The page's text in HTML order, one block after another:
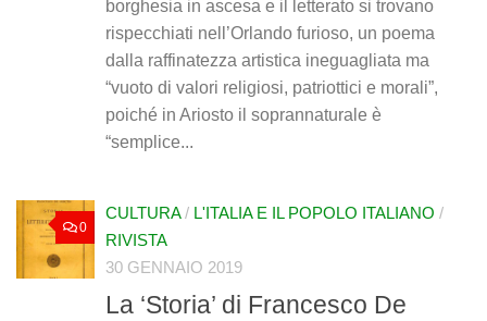
borghesia in ascesa e il letterato si trovano
rispecchiati nell’Orlando furioso, un poema
dalla raffinatezza artistica ineguagliata ma
“vuoto di valori religiosi, patriottici e morali”,
poiché in Ariosto il soprannaturale è
“semplice...
0
CULTURA/ L'ITALIA E IL POPOLO ITALIANO /
RIVISTA
30 GENNAIO 2019
La ‘Storia’ di Francesco De